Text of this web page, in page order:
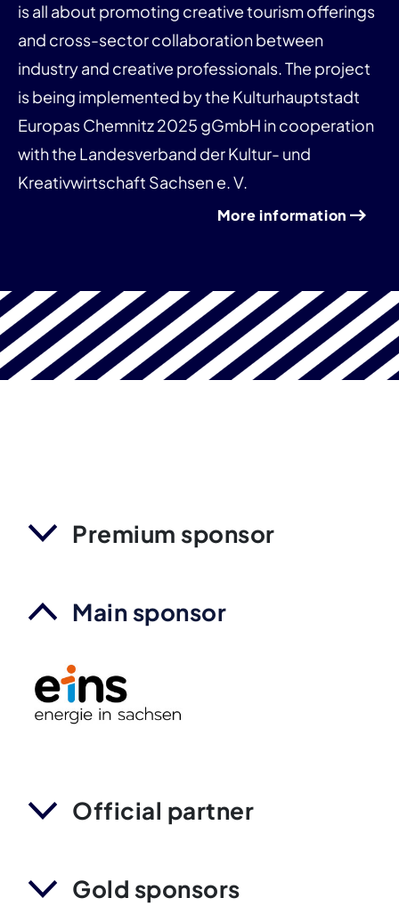
is all about promoting creative tourism offerings
and cross-sector collaboration between
industry and creative professionals. The project
is being implemented by the Kulturhauptstadt
Europas Chemnitz 2025 gGmbH in cooperation
with the Landesverband der Kultur- und
Kreativwirtschaft Sachsen e. V.
More information
Premium sponsor
Main sponsor
Official partner
Gold sponsors